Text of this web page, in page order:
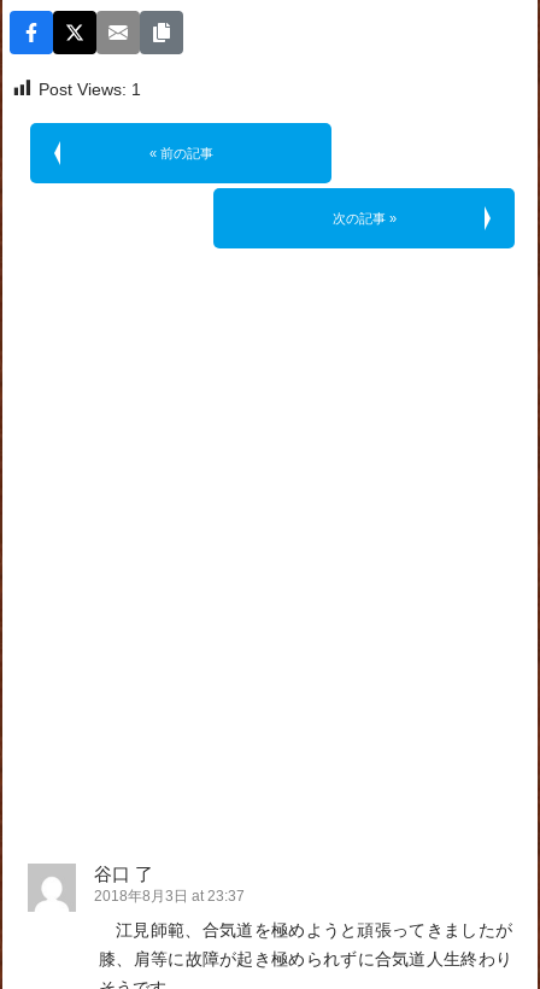
Post Views: 1
« 前の記事
次の記事 »
谷口 了
2018年8月3日 at 23:37
江見師範、合気道を極めようと頑張ってきましたが
膝、肩等に故障が起き極められずに合気道人生終わり